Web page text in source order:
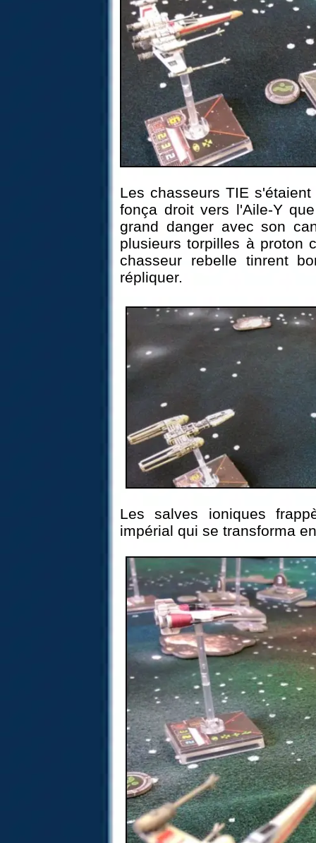
Les chasseurs TIE
fonça droit vers l'Aile-Y
grand danger avec son
plusieurs torpilles à proton
chasseur rebelle tinrent
répliquer.
Les salves ioniques
impérial qui se transforma